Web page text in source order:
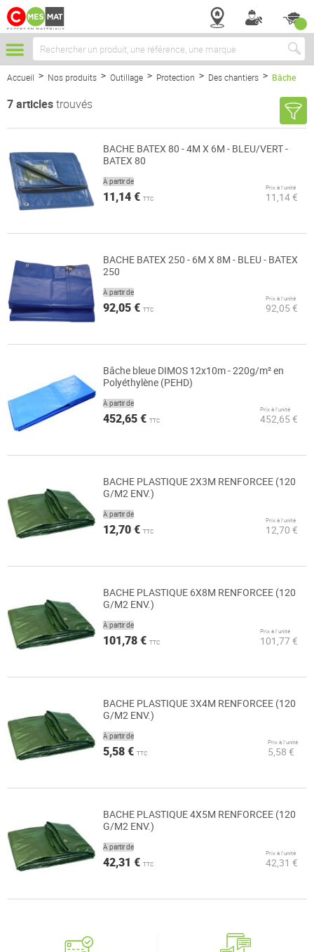
Chercher
Accueil Nos produits Outillage Protection Des chantiers Bâche
7articlestrouvés
BACHE BATEX 80 - 4M X 6M - BLEU/VERT -
BATEX 80
À partir de
11,14 € TTC
Prix à l’unité
11,14 €
BACHE BATEX 250 - 6M X 8M - BLEU - BATEX
250
À partir de
92,05 € TTC
Prix à l’unité
92,05 €
Bâche bleue DIMOS 12x10m - 220g/m² en
Polyéthylène (PEHD)
À partir de
452,65 € TTC
Prix à l’unité
452,65 €
BACHE PLASTIQUE 2X3M RENFORCEE (120
G/M2 ENV.)
À partir de
12,70 € TTC
Prix à l’unité
12,70 €
BACHE PLASTIQUE 6X8M RENFORCEE (120
G/M2 ENV.)
À partir de
101,78 € TTC
Prix à l’unité
101,77 €
BACHE PLASTIQUE 3X4M RENFORCEE (120
G/M2 ENV.)
À partir de
5,58 € TTC
Prix à l’unité
5,58 €
BACHE PLASTIQUE 4X5M RENFORCEE (120
G/M2 ENV.)
À partir de
42,31 € TTC
Prix à l’unité
42,31 €